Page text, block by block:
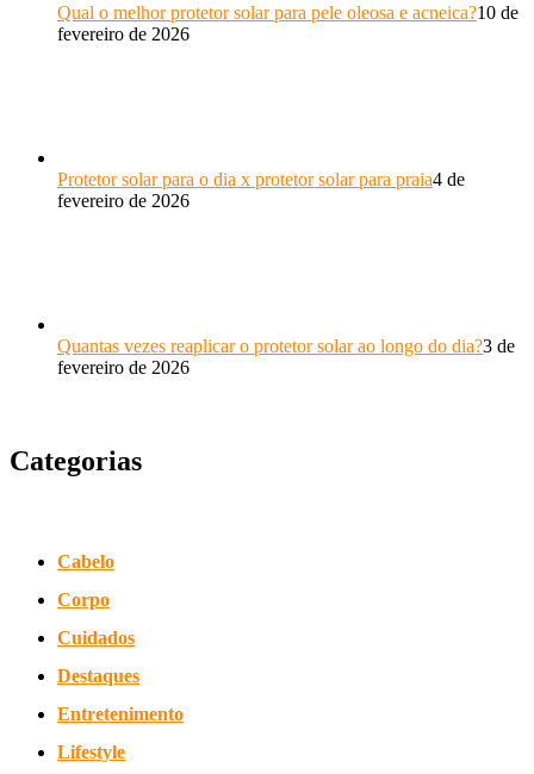
Qual o melhor protetor solar para pele oleosa e acneica?10 de
fevereiro de 2026
Protetor solar para o dia x protetor solar para praia4 de
fevereiro de 2026
Quantas vezes reaplicar o protetor solar ao longo do dia?3 de
fevereiro de 2026
Categorias
Cabelo
Corpo
Cuidados
Destaques
Entretenimento
Lifestyle